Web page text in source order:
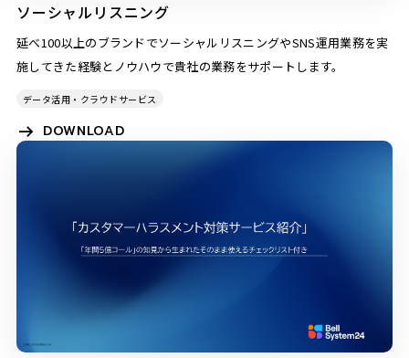
ソーシャルリスニング
延べ100以上のブランドでソーシャルリスニングやSNS運用業務を実
施してきた経験とノウハウで貴社の業務をサポートします。
データ活用・クラウドサービス
DOWNLOAD